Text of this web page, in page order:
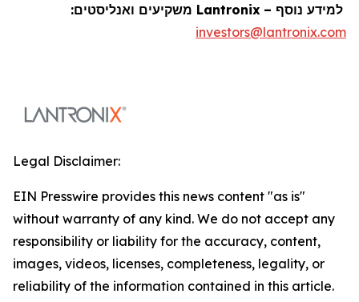
למידע נוסף – Lantronix משקיעים ואנליסטים:
investors@lantronix.com
Legal Disclaimer:
EIN Presswire provides this news content "as is"
without warranty of any kind. We do not accept any
responsibility or liability for the accuracy, content,
images, videos, licenses, completeness, legality, or
reliability of the information contained in this article.